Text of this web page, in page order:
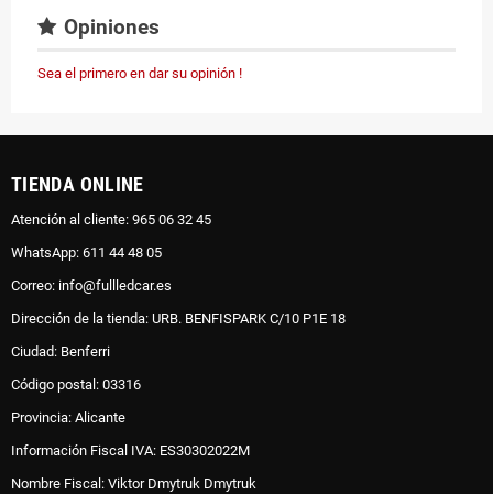
Opiniones
Sea el primero en dar su opinión !
TIENDA ONLINE
Atención al cliente: 965 06 32 45
WhatsApp: 611 44 48 05
Correo: info@fullledcar.es
Dirección de la tienda: URB. BENFISPARK C/10 P1E 18
Ciudad: Benferri
Código postal: 03316
Provincia: Alicante
Información Fiscal IVA: ES30302022M
Nombre Fiscal: Viktor Dmytruk Dmytruk